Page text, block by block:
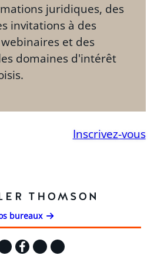
juridiques, des
invitations à des
et des
domaines d'intérêt
Inscrivez-vous
bureaux
Facebook
Instagram
YouTube